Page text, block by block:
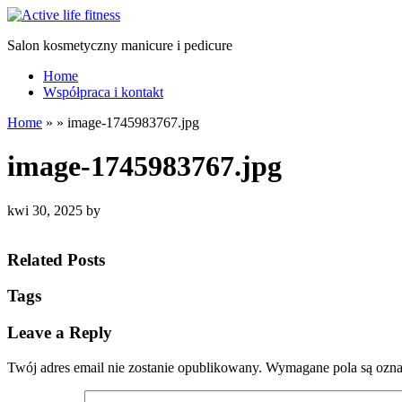
Salon kosmetyczny manicure i pedicure
Home
Współpraca i kontakt
Home » » image-1745983767.jpg
image-1745983767.jpg
kwi 30, 2025 by
Related Posts
Tags
Leave a Reply
Twój adres email nie zostanie opublikowany. Wymagane pola są